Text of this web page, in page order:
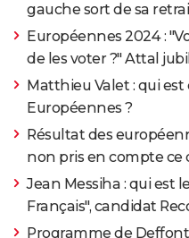
gauche sort de sa
Européennes 2024 :
de les voter ?" Attal
Matthieu Valet : qui est
Européennes ?
Résultat des
non pris en compte ce
Jean Messiha : qui est
Français", candidat
Programme de